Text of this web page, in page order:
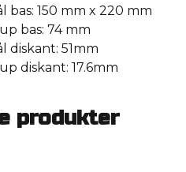
bas: 150 mm x 220 mm
bas: 74 mm
diskant: 51mm
diskant: 17.6mm
produkter